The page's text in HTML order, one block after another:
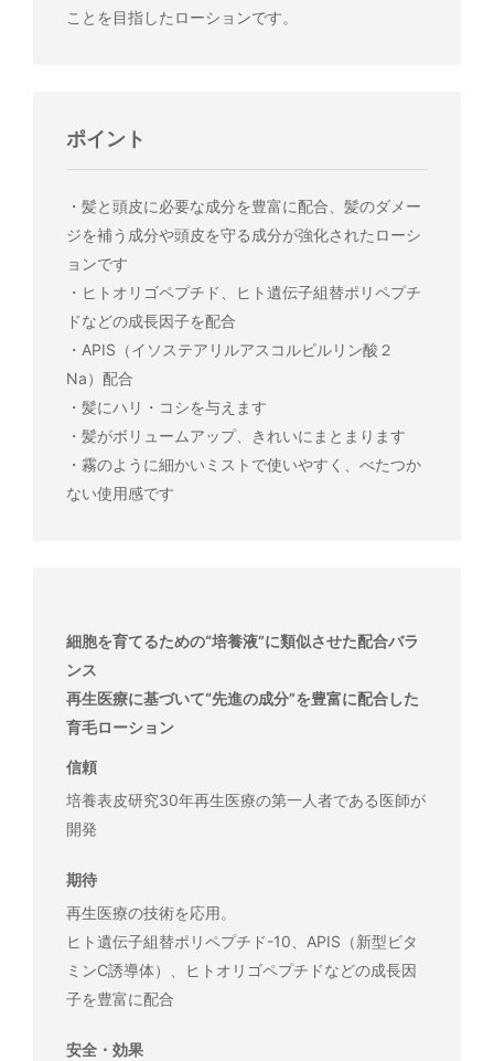
ことを目指したローションです。
ポイント
・髪と頭皮に必要な成分を豊富に配合、髪のダメー
ジを補う成分や頭皮を守る成分が強化されたローシ
ョンです
・ヒトオリゴペプチド、ヒト遺伝子組替ポリペプチ
ドなどの成長因子を配合
・APIS（イソステアリルアスコルビルリン酸２
Na）配合
・髪にハリ・コシを与えます
・髪がボリュームアップ、きれいにまとまります
・霧のように細かいミストで使いやすく、べたつか
ない使用感です
細胞を育てるための“培養液”に類似させた配合バラ
ンス
再生医療に基づいて“先進の成分”を豊富に配合した
育毛ローション
信頼
培養表皮研究30年再生医療の第一人者である医師が
開発
期待
再生医療の技術を応用。
ヒト遺伝子組替ポリペプチド-10、APIS（新型ビタ
ミンC誘導体）、ヒトオリゴペプチドなどの成長因
子を豊富に配合
安全・効果